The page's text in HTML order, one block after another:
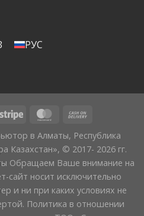
РУС
в Алматы, Республика
Казахстан», © 2017- 2026 гг.
Обращаем Ваше внимание на
сайт носит исключительно
и ни при каких условиях не
Политика в отношении